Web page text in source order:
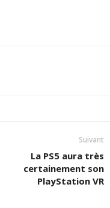
Suivant
La PS5 aura très
certainement son
PlayStation VR